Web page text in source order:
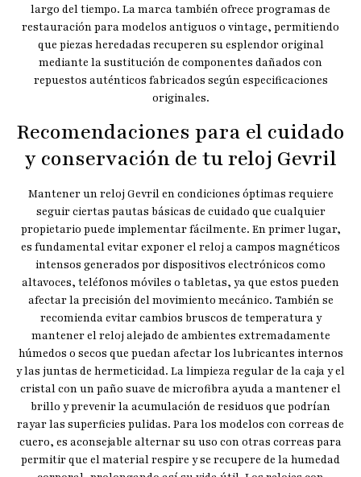
largo del tiempo. La marca también ofrece programas de
restauración para modelos antiguos o vintage, permitiendo
que piezas heredadas recuperen su esplendor original
mediante la sustitución de componentes dañados con
repuestos auténticos fabricados según especificaciones
originales.
Recomendaciones para el cuidado
y conservación de tu reloj Gevril
Mantener un reloj Gevril en condiciones óptimas requiere
seguir ciertas pautas básicas de cuidado que cualquier
propietario puede implementar fácilmente. En primer lugar,
es fundamental evitar exponer el reloj a campos magnéticos
intensos generados por dispositivos electrónicos como
altavoces, teléfonos móviles o tabletas, ya que estos pueden
afectar la precisión del movimiento mecánico. También se
recomienda evitar cambios bruscos de temperatura y
mantener el reloj alejado de ambientes extremadamente
húmedos o secos que puedan afectar los lubricantes internos
y las juntas de hermeticidad. La limpieza regular de la caja y el
cristal con un paño suave de microfibra ayuda a mantener el
brillo y prevenir la acumulación de residuos que podrían
rayar las superficies pulidas. Para los modelos con correas de
cuero, es aconsejable alternar su uso con otras correas para
permitir que el material respire y se recupere de la humedad